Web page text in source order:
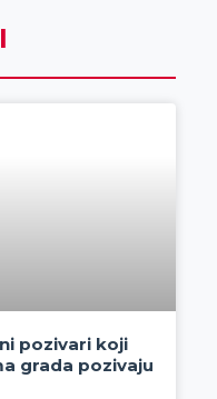
pozivari koji
grada pozivaju